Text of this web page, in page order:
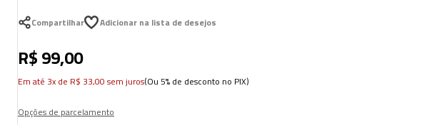
Compartilhar
R$99,00
Em até 3x de R$ 33,00 sem juros(Ou 5% de desconto no PIX)
Opções de parcelamento